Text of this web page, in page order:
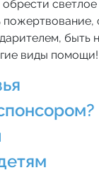
обрести
быть
виды помощи!